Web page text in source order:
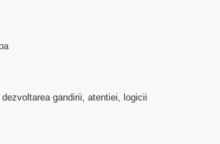
gandirii, atentiei, logicii